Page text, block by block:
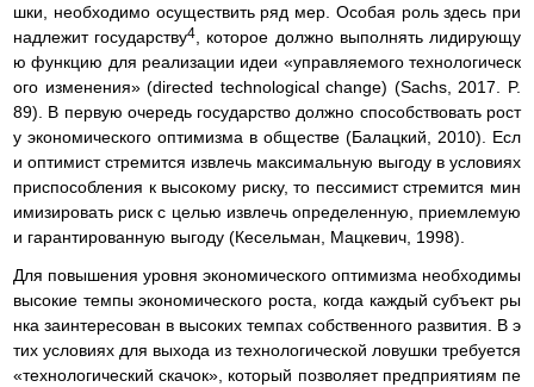
шки, необходимо осуществить ряд мер. Особая роль здесь при
надлежит государству4
, которое должно выполнять лидирующу
ю функцию для реализации идеи «управляемого технологическ
ого изменения» (directed technological change) (Sachs, 2017. P.
89). В первую очередь государство должно способствовать рост
у экономического оптимизма в обществе (Балацкий, 2010). Есл
и оптимист стремится извлечь максимальную выгоду в условиях
приспособления к высокому риску, то пессимист стремится мин
имизировать риск с целью извлечь определенную, приемлемую
и гарантированную выгоду (Кесельман, Мацкевич, 1998).
Для повышения уровня экономического оптимизма необходимы
высокие темпы экономического роста, когда каждый субъект ры
нка заинтересован в высоких темпах собственного развития. В э
тих условиях для выхода из технологической ловушки требуется
«технологический скачок», который позволяет предприятиям пе